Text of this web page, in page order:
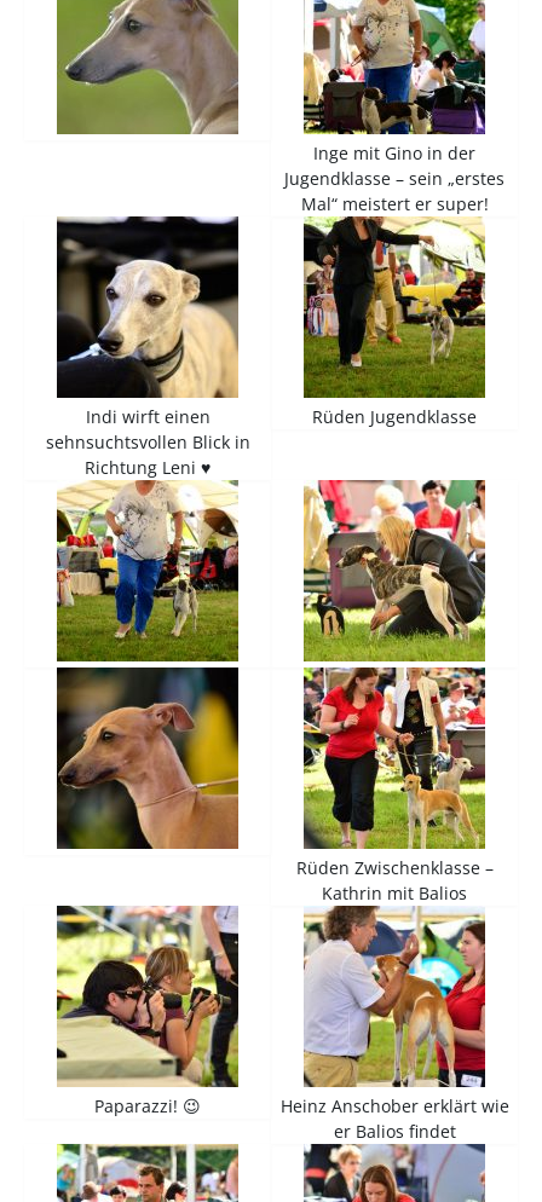
Inge mit Gino in der
Jugendklasse – sein „erstes
Mal“ meistert er super!
Indi wirft einen
sehnsuchtsvollen Blick in
Richtung Leni ♥
Rüden Jugendklasse
Rüden Zwischenklasse –
Kathrin mit Balios
Paparazzi! 😉
Heinz Anschober erklärt wie
er Balios findet